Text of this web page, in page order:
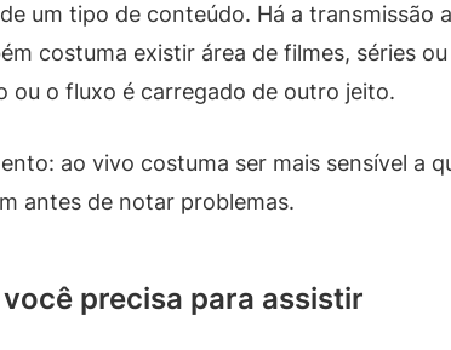
um tipo de conteúdo. Há a
costuma existir área de filmes, séries
ou o fluxo é carregado de outro jeito.
ao vivo costuma ser mais sensível a
antes de notar problemas.
precisa para assistir